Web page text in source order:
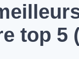
top 5